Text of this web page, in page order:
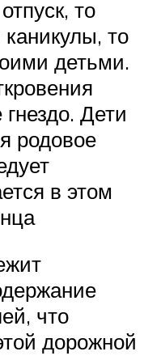
то
то
детьми.
Дети
родовое
в этом
что
дорожной